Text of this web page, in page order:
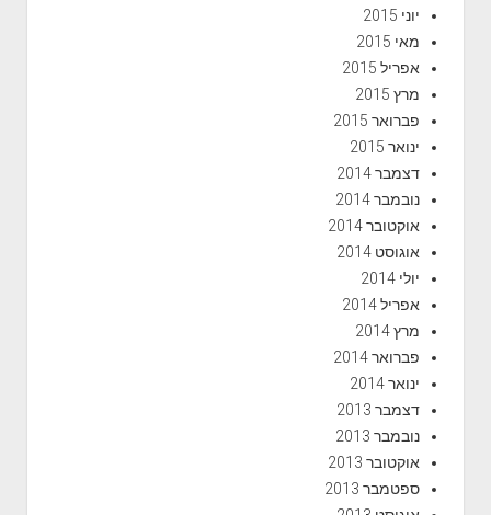
יוני 2015
מאי 2015
אפריל 2015
מרץ 2015
פברואר 2015
ינואר 2015
דצמבר 2014
נובמבר 2014
אוקטובר 2014
אוגוסט 2014
יולי 2014
אפריל 2014
מרץ 2014
פברואר 2014
ינואר 2014
דצמבר 2013
נובמבר 2013
אוקטובר 2013
ספטמבר 2013